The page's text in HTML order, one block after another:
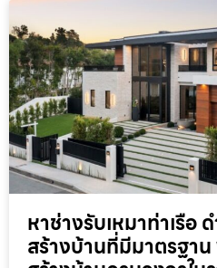
หาช่างรับเหมาท่าเรือ
สร้างบ้านที่มีมาตรฐา